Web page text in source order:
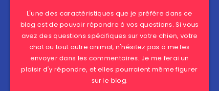
L'une des caractéristiques que je préfère dans ce
blog est de pouvoir répondre à vos questions. Si vous
avez des questions spécifiques sur votre chien, votre
chat ou tout autre animal, n'hésitez pas à me les
envoyer dans les commentaires. Je me ferai un
plaisir d'y répondre, et elles pourraient même figurer
sur le blog.